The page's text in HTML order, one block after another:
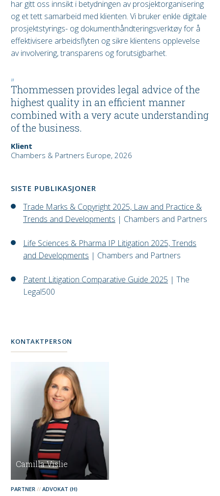
har gitt oss innsikt i betydningen av prosjektorganisering
og et tett samarbeid med klienten. Vi bruker enkle digitale
prosjektstyrings- og dokumenthåndteringsverktøy for å
effektivisere arbeidsflyten og sikre klientens opplevelse
av involvering, transparens og forutsigbarhet.
Thommessen provides legal advice of the
highest quality in an efficient manner
combined with a very acute understanding
of the business.
Klient
Chambers & Partners Europe, 2026
SISTE PUBLIKASJONER
Trade Marks & Copyright 2025, Law and Practice &
Trends and Developments | Chambers and Partners
Life Sciences & Pharma IP Litigation 2025, Trends
and Developments | Chambers and Partners
Patent Litigation Comparative Guide 2025 | The
Legal500
KONTAKTPERSON
Camilla Vislie
PARTNER ADVOKAT (H)